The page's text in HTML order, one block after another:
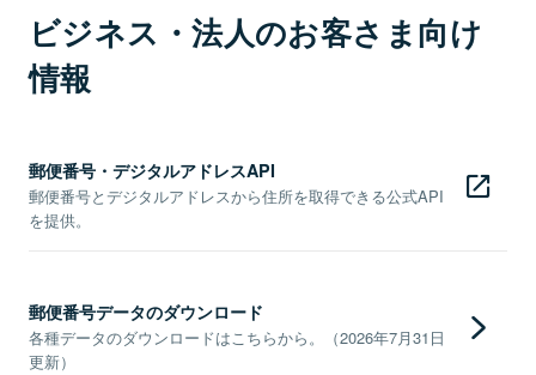
ビジネス・法人のお客さま向け
情報
郵便番号・デジタルアドレスAPI
郵便番号とデジタルアドレスから住所を取得できる公式API
を提供。
郵便番号データのダウンロード
各種データのダウンロードはこちらから。（2026年7月31日
更新）